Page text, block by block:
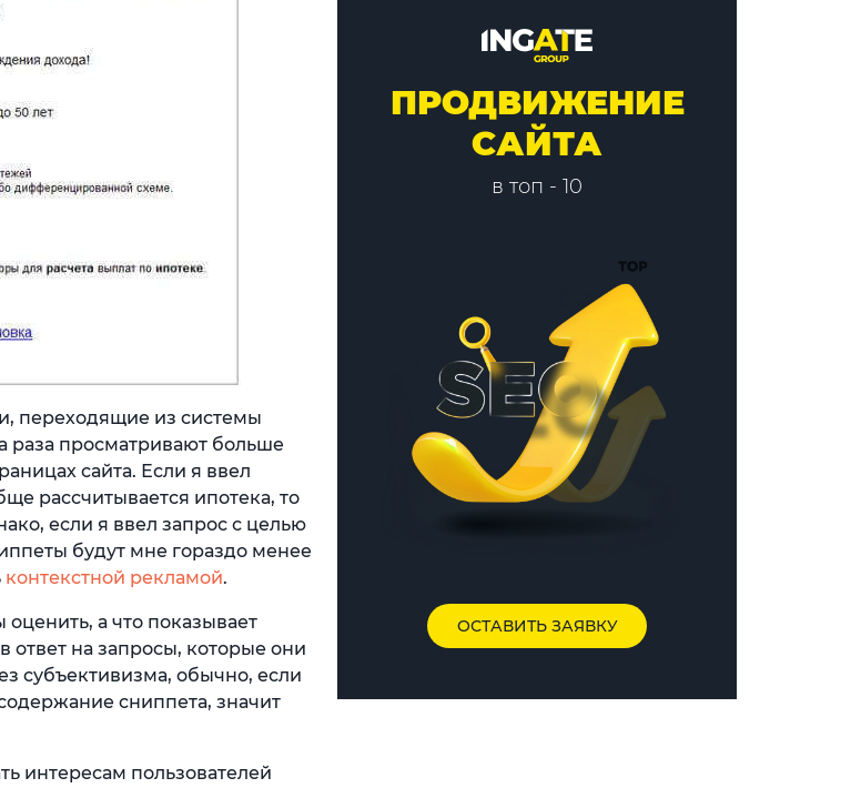
переходящие из системы
раза просматривают больше
сайта. Если я ввел
рассчитывается ипотека, то
если я ввел запрос с целью
будут мне гораздо менее
контекстной рекламой.
а что показывает
на запросы, которые они
субъективизма, обычно, если
сниппета, значит
интересам пользователей
ПРОДВИЖЕНИЕ
САЙТА
в топ - 10
ОСТАВИТЬ ЗАЯВКУ